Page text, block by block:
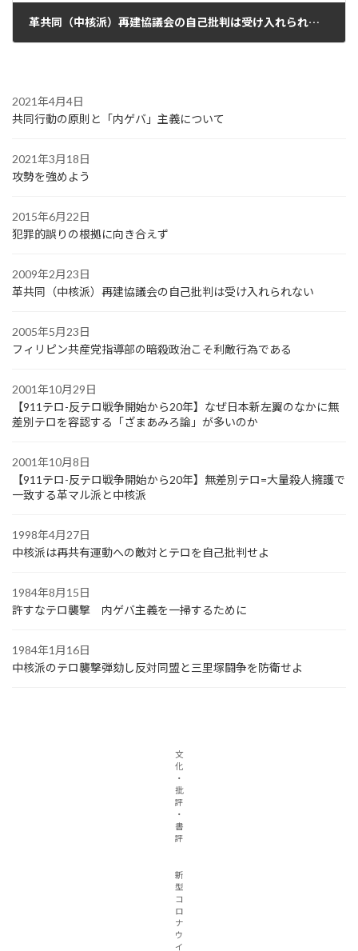
革共同（中核派）再建協議会の自己批判は受け入れられない
2021年4月4日
共同行動の原則と「内ゲバ」主義について
2021年3月18日
攻勢を強めよう
2015年6月22日
犯罪的誤りの根拠に向き合えず
2009年2月23日
革共同（中核派）再建協議会の自己批判は受け入れられない
2005年5月23日
フィリピン共産党指導部の暗殺政治こそ利敵行為である
2001年10月29日
【911テロ-反テロ戦争開始から20年】なぜ日本新左翼のなかに無
差別テロを容認する「ざまあみろ論」が多いのか
2001年10月8日
【911テロ-反テロ戦争開始から20年】無差別テロ=大量殺人擁護で
一致する革マル派と中核派
1998年4月27日
中核派は再共有運動への敵対とテロを自己批判せよ
1984年8月15日
許すなテロ襲撃 内ゲバ主義を一掃するために
1984年1月16日
中核派のテロ襲撃弾劾し反対同盟と三里塚闘争を防衛せよ
文
化
・
批
評
・
書
評
新
型
コ
ロ
ナ
ウ
イ